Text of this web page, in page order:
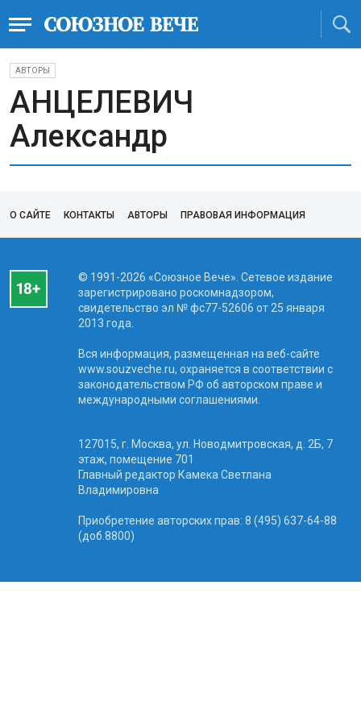
АВТОРЫ
АНЦЕЛЕВИЧ
Александр
О САЙТЕ КОНТАКТЫ АВТОРЫ ПРАВОВАЯ ИНФОРМАЦИЯ
© 1991-2026 «Союзное Вече». Сетевое издание
зарегистрировано роскомнадзором,
свидетельство эл № фc77-52606 от 25 января
2013 года.
Вся информация, размещенная на веб-сайте
www.souzveche.ru, охраняется в соответствии с
законодательством РФ об авторском праве и
международными соглашениями.
127015, г. Москва, ул. Новодмитровская, д. 2Б, 7
этаж, помещение 701
Главный редактор Камека Светлана
Владимировна
Приобретение авторских прав: 8 (495) 637-64-88
(доб.8800)